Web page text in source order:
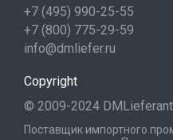
+7 (495) 990-25-55
+7 (800) 775-29-59
info@dmliefer.ru
Copyright
© 2009-2024
Поставщик импортного